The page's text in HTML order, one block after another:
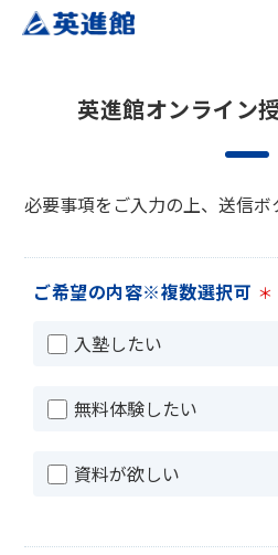
英進館オンライン
必要事項をご入力の上、送信ボ
ご希望の内容※複数選択可 ＊
入塾したい
無料体験したい
資料が欲しい